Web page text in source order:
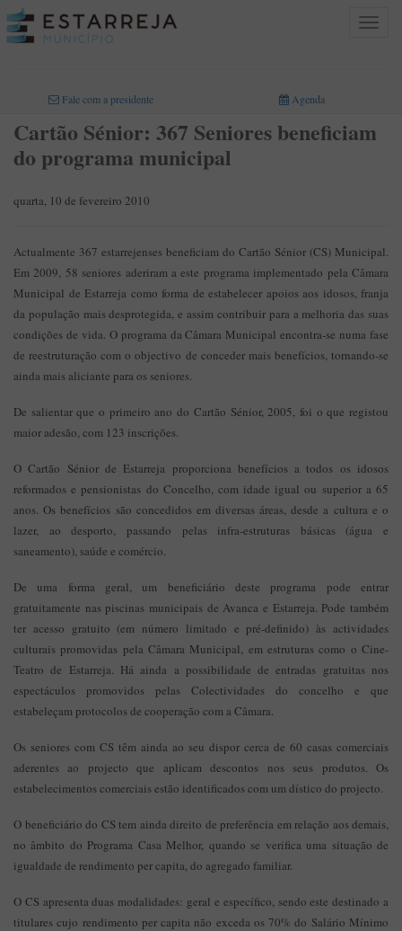
Toggle
Fale com a presidente Agenda
Cartão Sénior: 367 Seniores beneficiam
do programa municipal
quarta, 10 de fevereiro 2010
Actualmente 367 estarrejenses beneficiam do Cartão Sénior (CS) Municipal.
Em 2009, 58 seniores aderiram a este programa implementado pela Câmara
Municipal de Estarreja como forma de estabelecer apoios aos idosos, franja
da população mais desprotegida, e assim contribuir para a melhoria das suas
condições de vida. O programa da Câmara Municipal encontra-se numa fase
de reestruturação com o objectivo de conceder mais benefícios, tornando-se
ainda mais aliciante para os seniores.
De salientar que o primeiro ano do Cartão Sénior, 2005, foi o que registou
maior adesão, com 123 inscrições.
O Cartão Sénior de Estarreja proporciona benefícios a todos os idosos
reformados e pensionistas do Concelho, com idade igual ou superior a 65
anos. Os benefícios são concedidos em diversas áreas, desde a cultura e o
lazer, ao desporto, passando pelas infra-estruturas básicas (água e
saneamento), saúde e comércio.
De uma forma geral, um beneficiário deste programa pode entrar
gratuitamente nas piscinas municipais de Avanca e Estarreja. Pode também
ter acesso gratuito (em número limitado e pré-definido) às actividades
culturais promovidas pela Câmara Municipal, em estruturas como o Cine-
Teatro de Estarreja. Há ainda a possibilidade de entradas gratuitas nos
espectáculos promovidos pelas Colectividades do concelho e que
estabeleçam protocolos de cooperação com a Câmara.
Os seniores com CS têm ainda ao seu dispor cerca de 60 casas comerciais
aderentes ao projecto que aplicam descontos nos seus produtos. Os
estabelecimentos comerciais estão identificados com um dístico do projecto.
O beneficiário do CS tem ainda direito de preferência em relação aos demais,
no âmbito do Programa Casa Melhor, quando se verifica uma situação de
igualdade de rendimento per capita, do agregado familiar.
O CS apresenta duas modalidades: geral e específico, sendo este destinado a
titulares cujo rendimento per capita não exceda os 70% do Salário Mínimo